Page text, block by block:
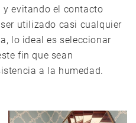
evitando el contacto
utilizado casi cualquier
lo ideal es seleccionar
fin que sean
a la humedad.